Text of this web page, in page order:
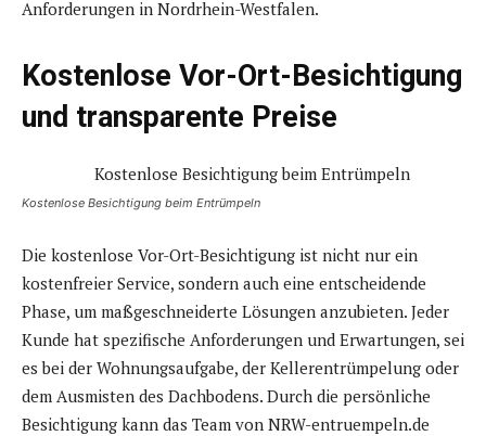
Anforderungen in Nordrhein-Westfalen.
Kostenlose Vor-Ort-Besichtigung
und transparente Preise
Kostenlose Besichtigung beim Entrümpeln
Die kostenlose Vor-Ort-Besichtigung ist nicht nur ein
kostenfreier Service, sondern auch eine entscheidende
Phase, um maßgeschneiderte Lösungen anzubieten. Jeder
Kunde hat spezifische Anforderungen und Erwartungen, sei
es bei der Wohnungsaufgabe, der Kellerentrümpelung oder
dem Ausmisten des Dachbodens. Durch die persönliche
Besichtigung kann das Team von NRW-entruempeln.de